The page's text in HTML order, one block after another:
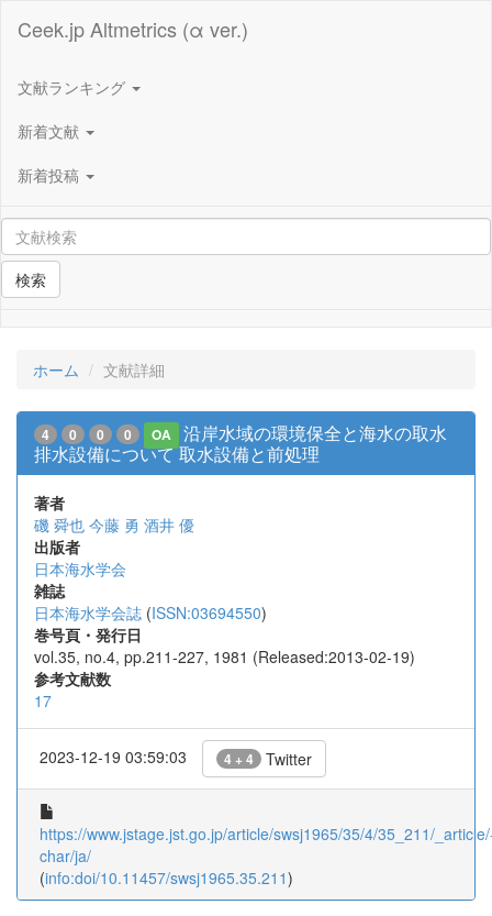
Ceek.jp Altmetrics (α ver.)
文献ランキング
新着文献
新着投稿
検索
ホーム 文献詳細
4 0 0 0 OA
沿岸水域の環境保全と海水の取水
排水設備について 取水設備と前処理
著者
磯 舜也 今藤 勇 酒井 優
出版者
日本海水学会
雑誌
日本海水学会誌 (ISSN:03694550)
巻号頁・発行日
vol.35, no.4, pp.211-227, 1981 (Released:2013-02-19)
参考文献数
17
2023-12-19 03:59:03 4 + 4 Twitter
https://www.jstage.jst.go.jp/article/swsj1965/35/4/35_211/
char/ja/
(info:doi/10.11457/swsj1965.35.211)